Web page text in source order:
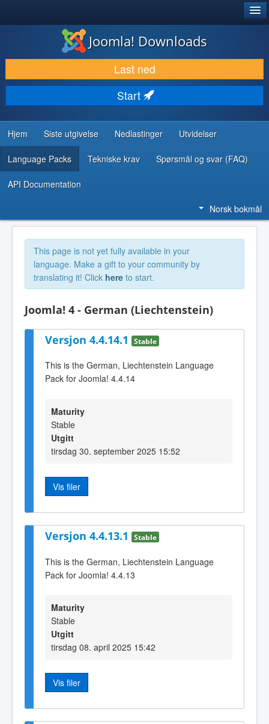
LAST NED & UTVID
OPPDAG & LÆR
SAMFUNN & BRUKERSTØTTE
UTVIKLINGSRESSURSER
Joomla! Downloads
Last ned
Start
Hjem Siste utgivelse Nedlastinger Utvidelser
Language Packs Tekniske krav Spørsmål og svar (FAQ)
API Documentation
Norsk bokmål
This page is not yet fully available in your
language. Make a gift to your community by
translating it! Click here to start.
Joomla! 4 - German (Liechtenstein)
Versjon 4.4.14.1 Stable
This is the German, Liechtenstein Language
Pack for Joomla! 4.4.14
Maturity
Stable
Utgitt
tirsdag 30. september 2025 15:52
Vis filer
Versjon 4.4.13.1 Stable
This is the German, Liechtenstein Language
Pack for Joomla! 4.4.13
Maturity
Stable
Utgitt
tirsdag 08. april 2025 15:42
Vis filer